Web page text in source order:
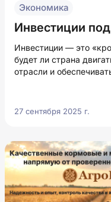
Экономика
Инвестиции
Инвестиции — это
будет ли страна
отрасли и
27 сентября 2025 г.